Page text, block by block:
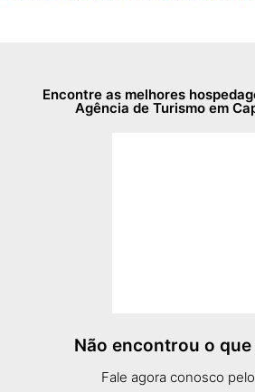
Encontre as melhores
Agência de Turismo em
Não encontrou o
Fale agora conosco